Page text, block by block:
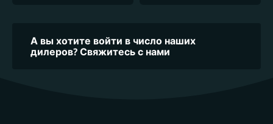
А вы хотите войти в число наших
дилеров? Свяжитесь с нами